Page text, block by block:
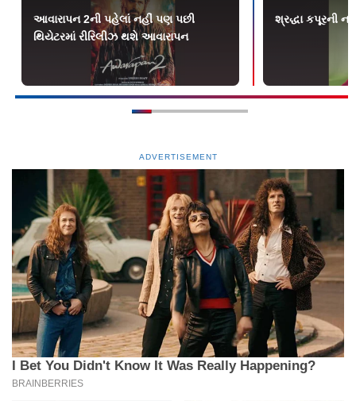
આવારાપન 2ની પહેલાં નહીં પણ પછી
થિયેટરમાં રીરિલીઝ થશે આવારાપન
શ્રદ્ધા કપૂરની
ADVERTISEMENT